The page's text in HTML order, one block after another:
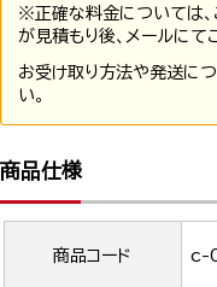
※正確な料金については
が見積もり後、メールにて
お受け取り方法や発送に
い。
商品仕様
商品コード c-